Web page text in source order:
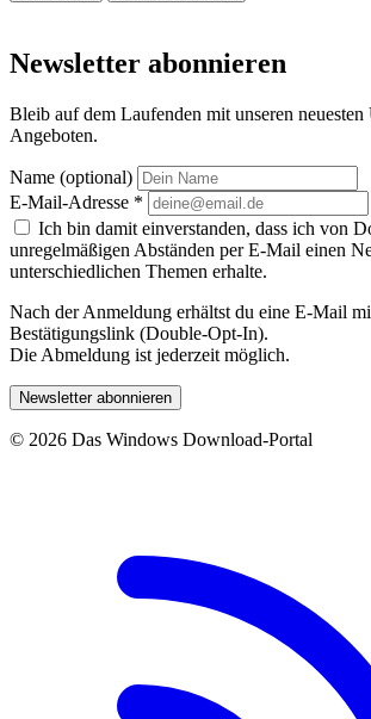
Newsletter abonnieren
Bleib auf dem Laufenden mit unseren neuesten
Angeboten.
Name (optional)
E-Mail-Adresse *
Ich bin damit einverstanden, dass ich von
unregelmäßigen Abständen per E-Mail einen
unterschiedlichen Themen erhalte.
Nach der Anmeldung erhältst du eine E-Mail
Bestätigungslink (Double-Opt-In).
Die Abmeldung ist jederzeit möglich.
Newsletter abonnieren
© 2026 Das Windows Download-Portal